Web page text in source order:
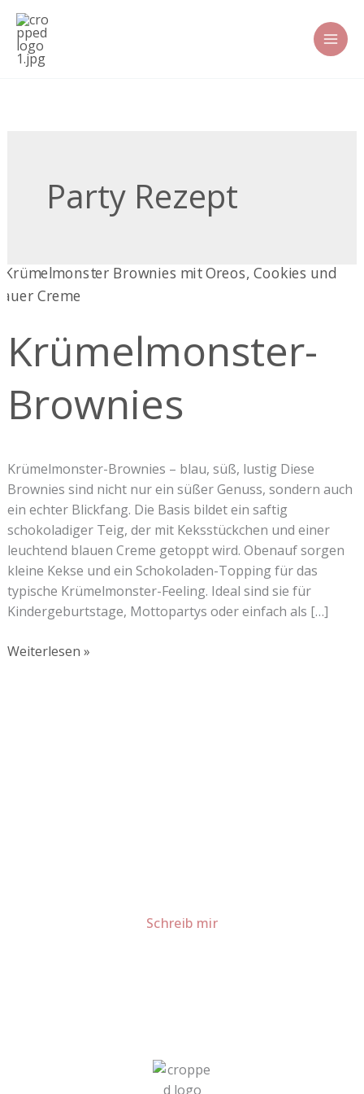
Zum
Inhalt
springen
Party Rezept
Krümelmonster-
Brownies
Krümelmonster-Brownies – blau, süß, lustig Diese
Brownies sind nicht nur ein süßer Genuss, sondern auch
ein echter Blickfang. Die Basis bildet ein saftig
schokoladiger Teig, der mit Keksstückchen und einer
leuchtend blauen Creme getoppt wird. Obenauf sorgen
kleine Kekse und ein Schokoladen-Topping für das
typische Krümelmonster-Feeling. Ideal sind sie für
Kindergeburtstage, Mottopartys oder einfach als […]
Krümelmonster-
Brownies
Weiterlesen »
Schreib mir